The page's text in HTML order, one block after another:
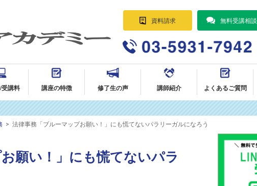
転職｜AG法律アカデミー
資料請求 無料受講相談
講料 講座の特徴 修了生の声 講師紹介 よくあるご質問
> 法律事務「ブルーマップお願い！」にも慌てないパラリーガルになろう
願い！」にも慌てないパラ